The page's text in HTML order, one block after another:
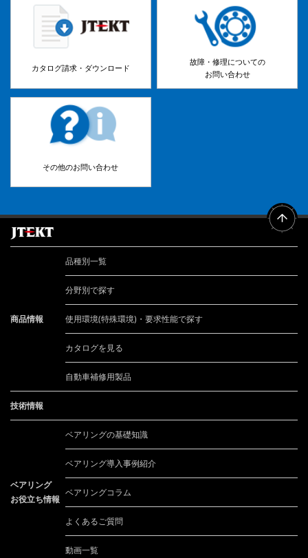
カタログ請求・ダウンロード
故障・修理についての
お問い合わせ
その他のお問い合わせ
商品情報
品種別一覧
分野別で探す
使用環境(特殊環境)・要求性能で探す
カタログを見る
自動車補修用製品
技術情報
ベアリング
お役立ち情報
ベアリングの基礎知識
ベアリング導入事例紹介
ベアリングコラム
よくあるご質問
動画一覧